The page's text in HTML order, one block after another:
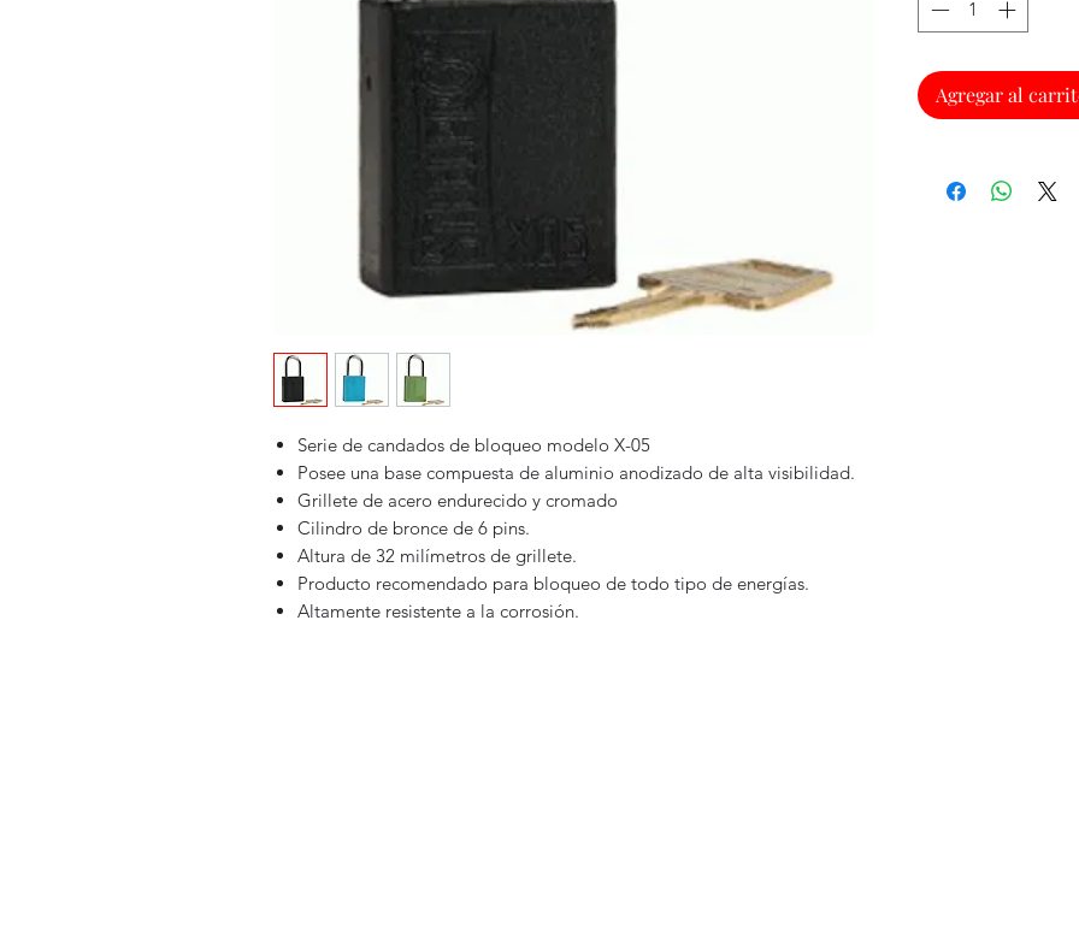
Serie de candados de bloqueo modelo X-05
Posee una base compuesta de aluminio anodizado de alta visibilidad.
Grillete de acero endurecido y cromado
Cilindro de bronce de 6 pins.
Altura de 32 milímetros de grillete.
Producto recomendado para bloqueo de todo tipo de energías.
Altamente resistente a la corrosión.
Agregar al